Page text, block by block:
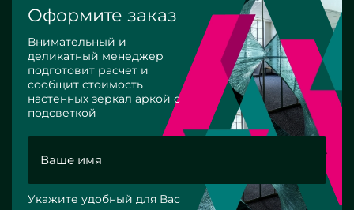
Оформите заказ
Внимательный и
деликатный менеджер
подготовит расчет и
сообщит стоимость
настенных зеркал аркой с
подсветкой
Укажите удобный для Вас